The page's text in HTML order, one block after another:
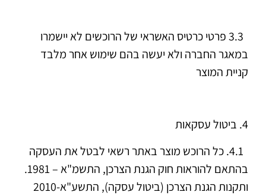
3.3 פרטי כרטיס האשראי של הרוכשים לא יישמרו
במאגר החברה ולא יעשה בהם שימוש אחר מלבד
קניית המוצר
4. ביטול עסקאות
4.1. כל הרוכש מוצר באתר רשאי לבטל את העסקה
בהתאם להוראות חוק הגנת הצרכן, התשמ"א – 1981.
ותקנות הגנת הצרכן (ביטול עסקה), התשע"א-2010